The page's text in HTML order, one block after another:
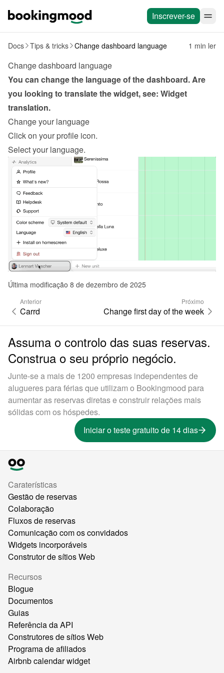
Inscrever-se
Docs Tips & tricks Change dashboard language 1 min ler
Change dashboard language
You can change the language of the dashboard. Are
you looking to translate the widget, see: Widget
translation.
Change your language
Click on your profile icon.
Select your language.
Última modificação 8 de dezembro de 2025
Anterior
Carrd
Próximo
Change first day of the week
Assuma o controlo das suas reservas.
Construa o seu próprio negócio.
Junte-se a mais de 1200 empresas independentes de
alugueres para férias que utilizam o Bookingmood para
aumentar as reservas diretas e construir relações mais
sólidas com os hóspedes.
Iniciar o teste gratuito de 14 dias
Caraterísticas
Gestão de reservas
Colaboração
Fluxos de reservas
Comunicação com os convidados
Widgets incorporáveis
Construtor de sítios Web
Recursos
Blogue
Documentos
Guias
Referência da API
Construtores de sítios Web
Programa de afiliados
Airbnb calendar widget